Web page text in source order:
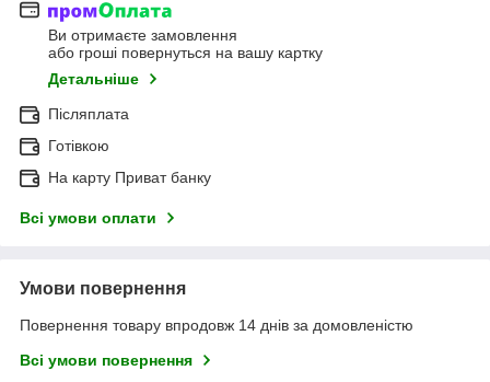
Ви отримаєте замовлення
або гроші повернуться на вашу картку
Детальніше
Післяплата
Готівкою
На карту Приват банку
Всі умови оплати
Умови повернення
Повернення товару впродовж 14 днів за домовленістю
Всі умови повернення